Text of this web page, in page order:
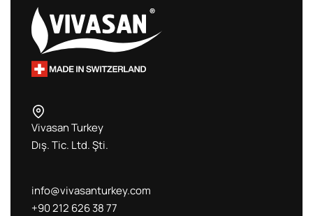
Vivasan Turkey
Dış. Tic. Ltd. Şti.
info@vivasanturkey.com
+90 212 626 38 77